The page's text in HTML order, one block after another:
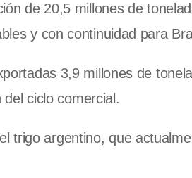
de 20,5 millones de
y con continuidad para
3,9 millones de
ciclo comercial.
trigo argentino, que